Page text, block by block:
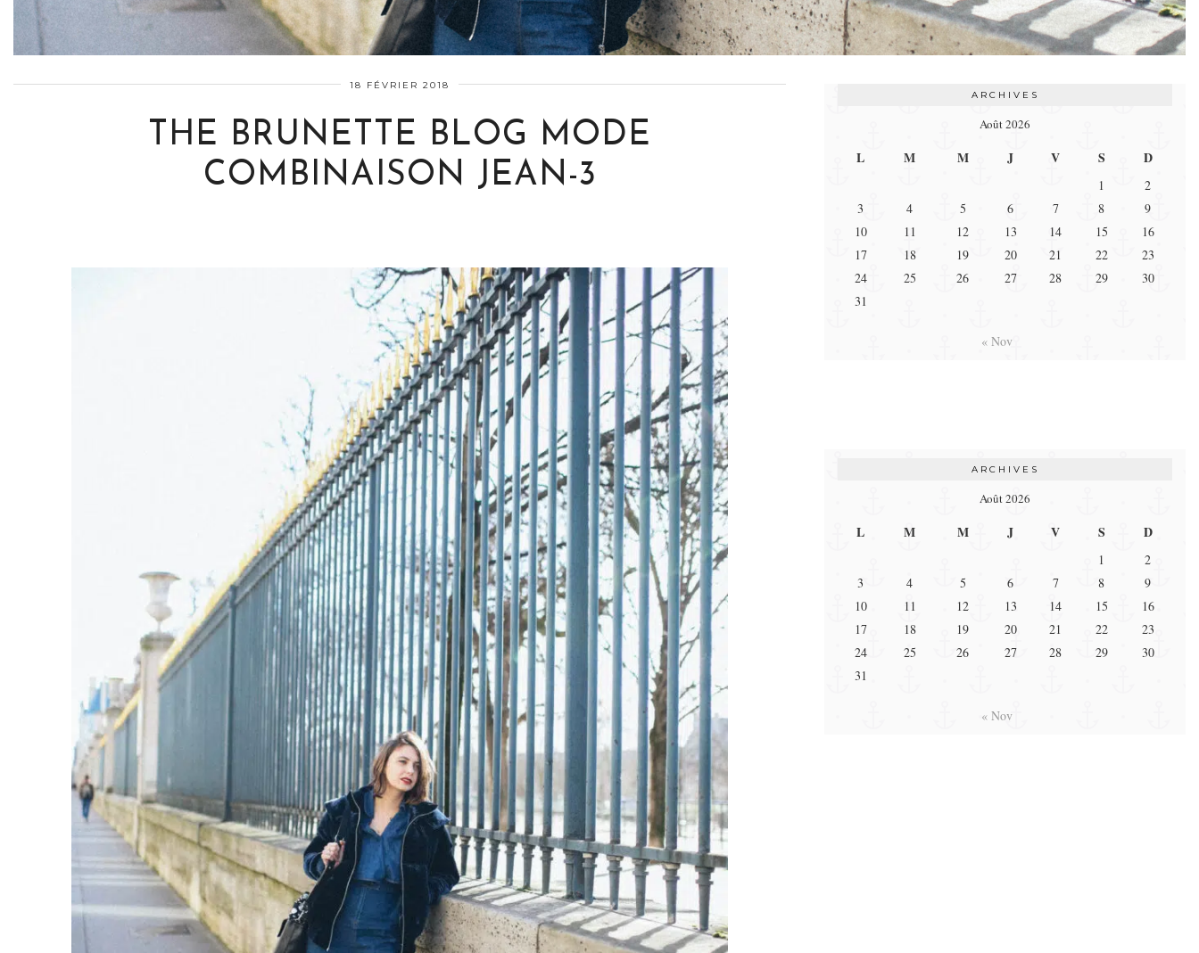
18 FÉVRIER 2018
THE BRUNETTE BLOG MODE
COMBINAISON JEAN-3
ARCHIVES
Août 2026
L M M J V S D
1
2
3
4 5 6 7 8
9
10
11 12 13 14 15
16
17
18 19 20 21 22
23
24
25 26 27 28 29
30
31
« Nov
ARCHIVES
Août 2026
L M M J V S D
1
2
3
4 5 6 7 8
9
10
11 12 13 14 15
16
17
18 19 20 21 22
23
24
25 26 27 28 29
30
31
« Nov